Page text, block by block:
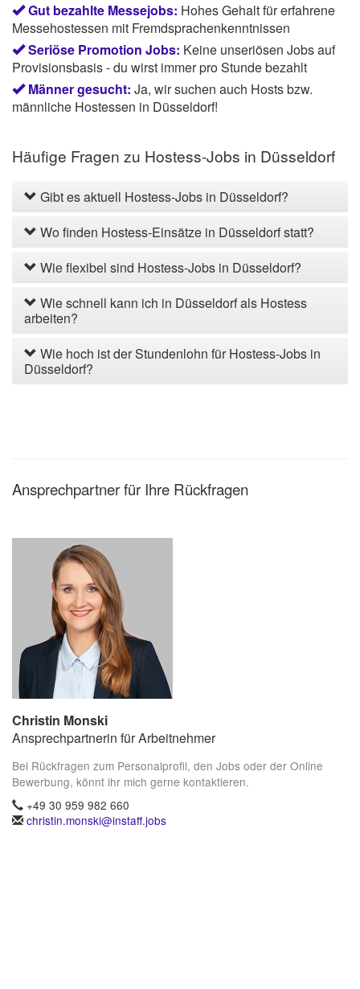
Gut bezahlte Messejobs: Hohes Gehalt für erfahrene
Messehostessen mit Fremdsprachenkenntnissen
Seriöse Promotion Jobs: Keine unseriösen Jobs auf
Provisionsbasis - du wirst immer pro Stunde bezahlt
Männer gesucht: Ja, wir suchen auch Hosts bzw.
männliche Hostessen in Düsseldorf!
Häufige Fragen zu Hostess-Jobs in Düsseldorf
Gibt es aktuell Hostess-Jobs in Düsseldorf?
Wo finden Hostess-Einsätze in Düsseldorf statt?
Wie flexibel sind Hostess-Jobs in Düsseldorf?
Wie schnell kann ich in Düsseldorf als Hostess
arbeiten?
Wie hoch ist der Stundenlohn für Hostess-Jobs in
Düsseldorf?
Ansprechpartner für Ihre Rückfragen
Christin Monski
Ansprechpartnerin für Arbeitnehmer
Bei Rückfragen zum Personalprofil, den Jobs oder der Online
Bewerbung, könnt ihr mich gerne kontaktieren.
+49 30 959 982 660
christin.monski@instaff.jobs